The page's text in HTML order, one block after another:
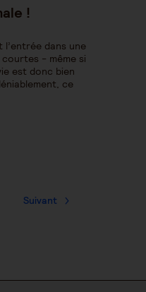
!
l’entrée dans une
- même si
est donc bien
ce
Suivant